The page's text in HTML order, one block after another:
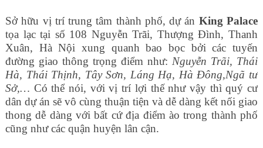
Sở hữu vị trí trung tâm thành phố, dự án King Palace
tọa lạc tại số 108 Nguyễn Trãi, Thượng Đình, Thanh
Xuân, Hà Nội xung quanh bao bọc bởi các tuyến
đường giao thông trọng điểm như:Nguyễn Trãi, Thái
Hà, Thái Thịnh, Tây Sơn, Láng Hạ, Hà Đông,Ngã tư
Sở,… Có thể nói, với vị trí lợi thế như vậy thì quý cư
dân dự án sẽ vô cùng thuận tiện và dễ dàng kết nối giao
thong dễ dàng với bất cứ địa điểm ào trong thành phố
cũng như các quận huyện lân cận.